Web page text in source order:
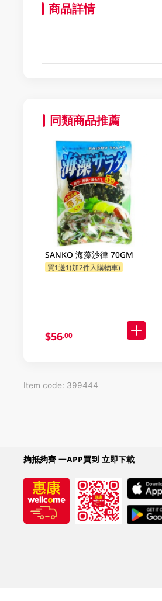
商品詳情
同類商品推薦
SANKO 海藻沙律 70GM
買1送1(加2件入購物車)
$56.00
Item code: 399444
夠抵夠齊 一APP買到 立即下載